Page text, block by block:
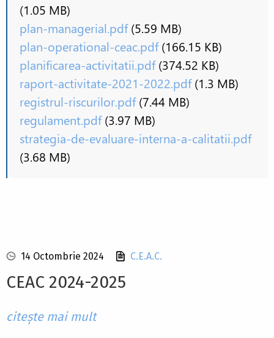
(1.05 MB)
plan-managerial.pdf (5.59 MB)
plan-operational-ceac.pdf (166.15 KB)
planificarea-activitatii.pdf (374.52 KB)
raport-activitate-2021-2022.pdf (1.3 MB)
registrul-riscurilor.pdf (7.44 MB)
regulament.pdf (3.97 MB)
strategia-de-evaluare-interna-a-calitatii.pdf
(3.68 MB)
14 Octombrie 2024 C.E.A.C.
CEAC 2024-2025
citește mai mult